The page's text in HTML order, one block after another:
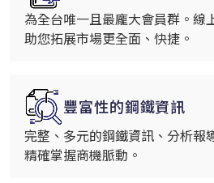
為全台唯一且最龐大會員群。線
助您拓展市場更全面、快捷。
豐富性的鋼鐵資訊
完整、多元的鋼鐵資訊、分析報
精確掌握商機脈動。